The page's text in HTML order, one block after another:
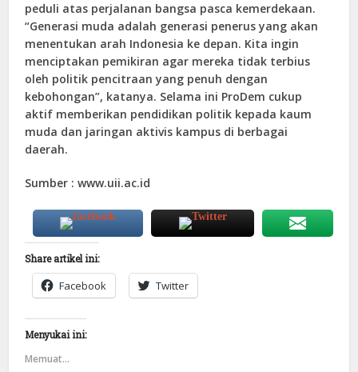
peduli atas perjalanan bangsa pasca kemerdekaan.
“Generasi muda adalah generasi penerus yang akan
menentukan arah Indonesia ke depan. Kita ingin
menciptakan pemikiran agar mereka tidak terbius
oleh politik pencitraan yang penuh dengan
kebohongan”, katanya. Selama ini ProDem cukup
aktif memberikan pendidikan politik kepada kaum
muda dan jaringan aktivis kampus di berbagai
daerah.
Sumber : www.uii.ac.id
Share artikel ini:
Facebook Twitter
Menyukai ini:
Memuat...